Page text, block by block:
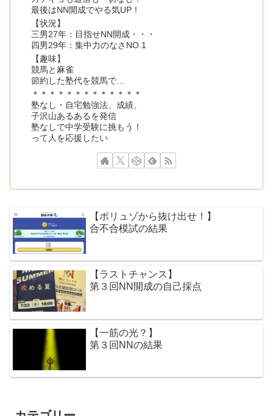
最後はNN開成でやる気UP！
【状況】
三男27年：目指せNN開成・・・
四男29年：集中力のなさNO.1
【趣味】
競馬と麻雀
節約した塾代を競馬で…
＊＊＊＊＊＊＊＊＊＊＊＊＊
塾なし・自宅勉強法、成績、
子沢山あるあるを発信
塾なしで中学受験に挑もう！
って人を応援したい
【ボリュゾから抜け出せ！】
合不合模試の結果
【ラストチャンス】
第３回NN開成の自己採点
【一筋の光？】
第３回NNの結果